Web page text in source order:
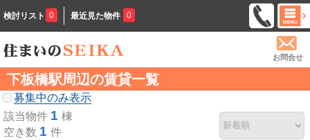
検討リスト 0 最近見た物件 0
お問合せ
下板橋駅周辺の賃貸一覧
募集中のみ表示
該当物件 1 棟
空き数 1 件